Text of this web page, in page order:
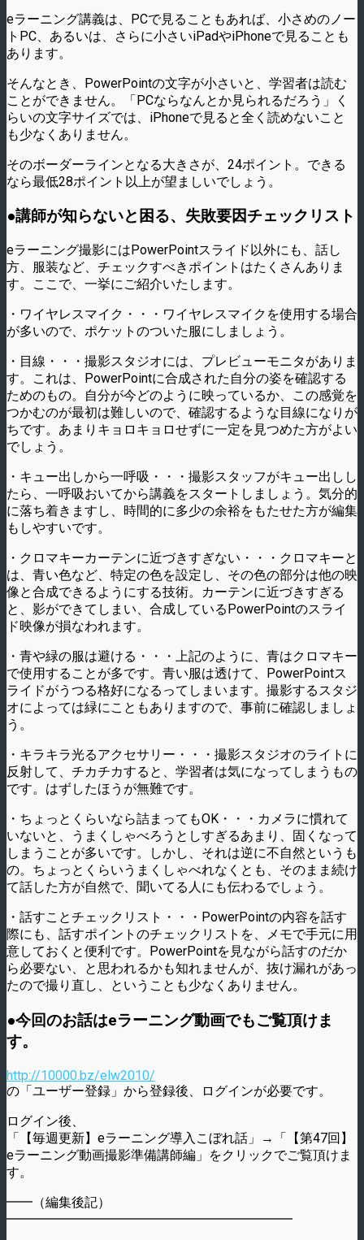
eラーニング講義は、PCで見ることもあれば、小さめのノー
トPC、あるいは、さらに小さいiPadやiPhoneで見ることも
あります。
そんなとき、PowerPointの文字が小さいと、学習者は読む
ことができません。「PCならなんとか見られるだろう」く
らいの文字サイズでは、iPhoneで見ると全く読めないこと
も少なくありません。
そのボーダーラインとなる大きさが、24ポイント。できる
なら最低28ポイント以上が望ましいでしょう。
●講師が知らないと困る、失敗要因チェックリスト
eラーニング撮影にはPowerPointスライド以外にも、話し
方、服装など、チェックすべきポイントはたくさんありま
す。ここで、一挙にご紹介いたします。
・ワイヤレスマイク・・・ワイヤレスマイクを使用する場合
が多いので、ポケットのついた服にしましょう。
・目線・・・撮影スタジオには、プレビューモニタがありま
す。これは、PowerPointに合成された自分の姿を確認する
ためのもの。自分が今どのように映っているか、この感覚を
つかむのが最初は難しいので、確認するような目線になりが
ちです。あまりキョロキョロせずに一定を見つめた方がよい
でしょう。
・キュー出しから一呼吸・・・撮影スタッフがキュー出しし
たら、一呼吸おいてから講義をスタートしましょう。気分的
に落ち着きますし、時間的に多少の余裕をもたせた方が編集
もしやすいです。
・クロマキーカーテンに近づきすぎない・・・クロマキーと
は、青い色など、特定の色を設定し、その色の部分は他の映
像と合成できるようにする技術。カーテンに近づきすぎる
と、影ができてしまい、合成しているPowerPointのスライ
ド映像が損なわれます。
・青や緑の服は避ける・・・上記のように、青はクロマキー
で使用することが多です。青い服は透けて、PowerPointス
ライドがうつる格好になるってしまいます。撮影するスタジ
オによっては緑にこともありますので、事前に確認しましょ
う。
・キラキラ光るアクセサリー・・・撮影スタジオのライトに
反射して、チカチカすると、学習者は気になってしまうもの
です。はずしたほうが無難です。
・ちょっとくらいなら詰まってもOK・・・カメラに慣れて
いないと、うまくしゃべろうとしすぎるあまり、固くなって
しまうことが多いです。しかし、それは逆に不自然というも
の。ちょっとくらいうまくしゃべれなくとも、そのまま続け
て話した方が自然で、聞いてる人にも伝わるでしょう。
・話すことチェックリスト・・・PowerPointの内容を話す
際にも、話すポイントのチェックリストを、メモで手元に用
意しておくと便利です。PowerPointを見ながら話すのだか
ら必要ない、と思われるかも知れませんが、抜け漏れがあっ
たので撮り直し、ということも少なくありません。
●今回のお話はeラーニング動画でもご覧頂けま
す。
http://10000.bz/elw2010/
の「ユーザー登録」から登録後、ログインが必要です。
ログイン後、
「【毎週更新】eラーニング導入こぼれ話」→「【第47回】
eラーニング動画撮影準備講師編」をクリックでご覧頂けま
す。
━━（編集後記）
━━━━━━━━━━━━━━━━━━━━━━